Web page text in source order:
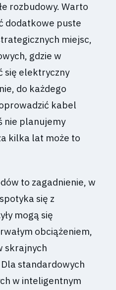
rozbudowy. Warto
dodatkowe puste
miejsc,
gdzie w
się elektryczny
do każdego
kabel
nie planujemy
kilka lat może to
to zagadnienie, w
się z
mogą się
obciążeniem,
skrajnych
standardowych
w inteligentnym